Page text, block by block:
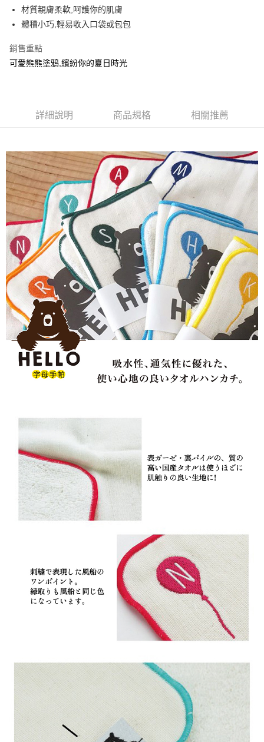
Apple Pay
街口支付
悠遊付
AFTEE先享後付是「在收到商品之後才付款」的支付方式。 讓您購物簡單
便利好安心！
３．安心：先確認商品／服務後，再付款。
【「AFTEE先享後付」結帳流程】
１．於結帳方式選擇「AFTEE先享後付」後，將跳轉至「AFTEE先享後付」
結帳頁面，進行簡訊認證並確認金額後，即可完成結帳。
２．訂單成立數日內，您將收到繳費通知簡訊。
３．收到繳費通知簡訊後14天內，點擊此簡訊中的連結，可透過四大超商／
ATM／網路銀行／等多元方式進行付款，方視為交易完成。
※ 請注意：結帳手續完成當下不需立刻繳費，但若您需要取消訂單，請聯絡
購買商品的店家。未經商家同意取消之訂單仍視為有效，需透過AFTEE先享
後付繳納相關費用。
※ 交易是否成功請以「AFTEE先享後付 」之結帳頁面顯示為準，若有關於
是否繳費成功／繳費後需取消欲退款等相關疑問，請聯繫「AFTEE先享後付
客戶支援中心」
https://netprotections.freshdesk.com/support/home
【注意事項】
１．透過由恩沛科技股份有限公司提供之「AFTEE先享後付」服務完成之交
易，需依本服務之必要範圍內提供個人資料，並將交易相關給付款項請求債
權轉讓予恩沛科技股份有限公司。
２．關於個人資料處理事宜，請瀏覽以下網址：
https://aftee.tw/terms/#terms3
３．未成年的使用者請事先徵得法定代理人或監護人之同意方可使用
「AFTEE先享後付」，若未經同意申辦者引起之損失，本公司不負相關責
時審查核予不同之上限額度；若仍有額度不足之情形，本公司將視審查結果
請求用戶進行身份認證。
５．嚴禁一人註冊多個帳號或使用他人資訊註冊。若發現惡意使用之情形，
恩沛科技股份有限公司將有權停止該用戶之使用額度並採取法律行動。
ATM付款
全家-貨到付款
每筆NT$100，滿NT$2,000(含以上)免運費
全家-純取貨
每筆NT$100，滿NT$2,000(含以上)免運費
711-貨到付款
每筆NT$100，滿NT$2,000(含以上)免運費
711-純取貨
每筆NT$100，滿NT$2,000(含以上)免運費
宅配到家
每筆NT$100
水清淨宅配
每筆NT$100，滿NT$2,000(含以上)免運費
材質親膚柔軟,呵護你的肌膚
體積小巧,輕易收入口袋或包包
銷售重點
可愛熊熊塗鴉,繽紛你的夏日時光
詳細說明 商品規格 相關推薦